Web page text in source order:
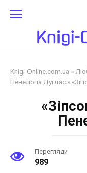
Knigi-Online.com.ua »
Пенелопа Дуглас »
Перегляди
989